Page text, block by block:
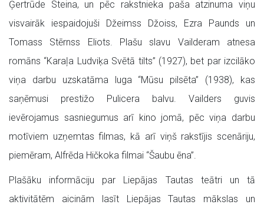
Ģertrūde Steina, un pēc rakstnieka paša atzinuma viņu
visvairāk iespaidojuši Džeimss Džoiss, Ezra Paunds un
Tomass Stērnss Eliots. Plašu slavu Vailderam atnesa
romāns “Karaļa Ludviķa Svētā tilts” (1927), bet par izcilāko
viņa darbu uzskatāma luga “Mūsu pilsēta” (1938), kas
saņēmusi prestižo Pulicera balvu. Vailders guvis
ievērojamus sasniegumus arī kino jomā, pēc viņa darbu
motīviem uzņemtas filmas, kā arī viņš rakstījis scenāriju,
piemēram, Alfrēda Hičkoka filmai “Šaubu ēna”.
Plašāku informāciju par Liepājas Tautas teātri un tā
aktivitātēm aicinām lasīt Liepājas Tautas mākslas un